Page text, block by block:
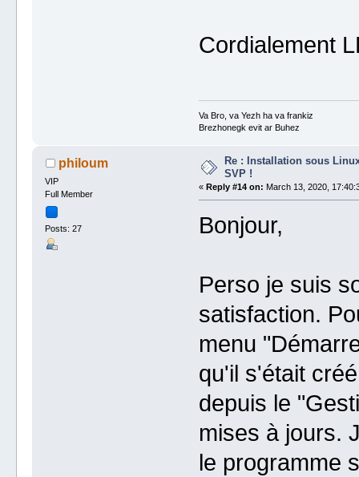
Cordialement
Va Bro, va Yezh ha va frankiz
Brezhonegk evit ar Buhez
philoum
VIP
Full Member
Posts: 27
Re : Installation sous
SVP !
« Reply #14 on: March 13, 2020,
Bonjour,
Perso je suis
satisfaction.
menu
qu'il s'était
depuis le
mises à jours.
le programme